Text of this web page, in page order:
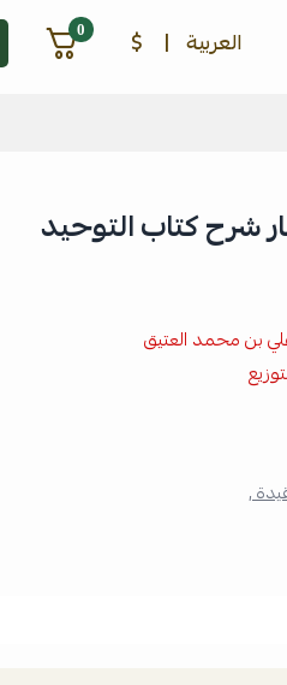
العربية |
$
0
شرح كتاب التوحيد
بن محمد العتيق
,